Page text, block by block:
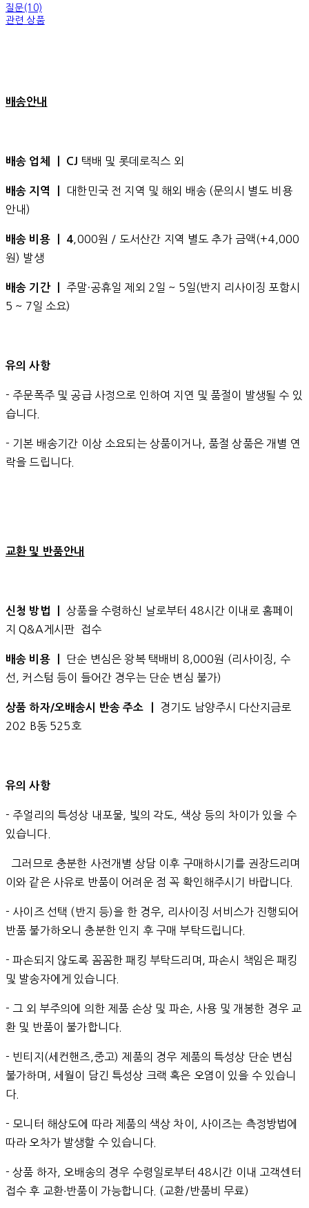
질문(10)
관련 상품
배송안내
배송 업체 ㅣ CJ 택배 및 롯데로직스 외
배송 지역 ㅣ 대한민국 전 지역 및 해외 배송 (문의시 별도 비용
안내)
배송 비용 ㅣ 4,000원 / 도서산간 지역 별도 추가 금액(+4,000
원) 발생
배송 기간 ㅣ 주말·공휴일 제외 2일 ~ 5일(반지 리사이징 포함시
5 ~ 7일 소요)
유의 사항
- 주문폭주 및 공급 사정으로 인하여 지연 및 품절이 발생될 수 있
습니다.
- 기본 배송기간 이상 소요되는 상품이거나, 품절 상품은 개별 연
락을 드립니다.
교환 및 반품안내
신청 방법 ㅣ상품을 수령하신 날로부터 48시간 이내로 홈페이
지 Q&A게시판 접수
배송 비용 ㅣ
단순 변심은 왕복 택배비 8,000원 (리사이징, 수
선, 커스텀 등이 들어간 경우는 단순 변심 불가)
상품 하자/오배송시 반송 주소 ㅣ 경기도 남양주시 다산지금로
202 B동 525호
유의 사항
- 주얼리의 특성상 내포물, 빛의 각도, 색상 등의 차이가 있을 수
있습니다.
그러므로 충분한 사전개별 상담 이후 구매하시기를 권장드리며
이와 같은 사유로 반품이 어려운 점 꼭 확인해주시기 바랍니다.
- 사이즈 선택 (반지 등)을 한 경우, 리사이징 서비스가 진행되어
반품 불가하오니 충분한 인지 후 구매 부탁드립니다.
- 파손되지 않도록 꼼꼼한 패킹 부탁드리며, 파손시 책임은 패킹
및 발송자에게 있습니다.
- 그 외 부주의에 의한 제품 손상 및 파손, 사용 및 개봉한 경우 교
환 및 반품이 불가합니다.
- 빈티지(세컨핸즈,중고) 제품의 경우 제품의 특성상 단순 변심
불가하며, 세월이 담긴 특성상 크랙 혹은 오염이 있을 수 있습니
다.
- 모니터 해상도에 따라 제품의 색상 차이, 사이즈는 측정방법에
따라 오차가 발생할 수 있습니다.
- 상품 하자, 오배송의 경우 수령일로부터 48시간 이내 고객센터
접수 후 교환∙반품이 가능합니다. (교환/반품비 무료)